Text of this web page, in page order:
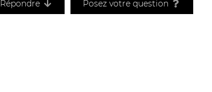
Répondre Posez votre question